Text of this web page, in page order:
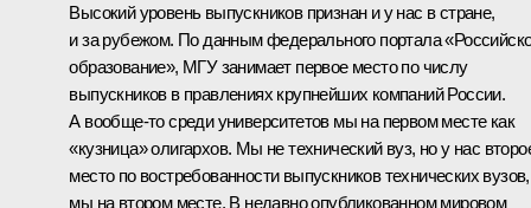
Высокий уровень выпускников признан и у нас в стране,
и за рубежом. По данным федерального портала
образование», МГУ занимает первое место по числу
выпускников в правлениях крупнейших компаний России.
А вообще-то среди университетов мы на первом месте как
«кузница» олигархов. Мы не технический вуз, но у нас
место по востребованности выпускников технических вузов,
мы на втором месте. В недавно опубликованном мировом